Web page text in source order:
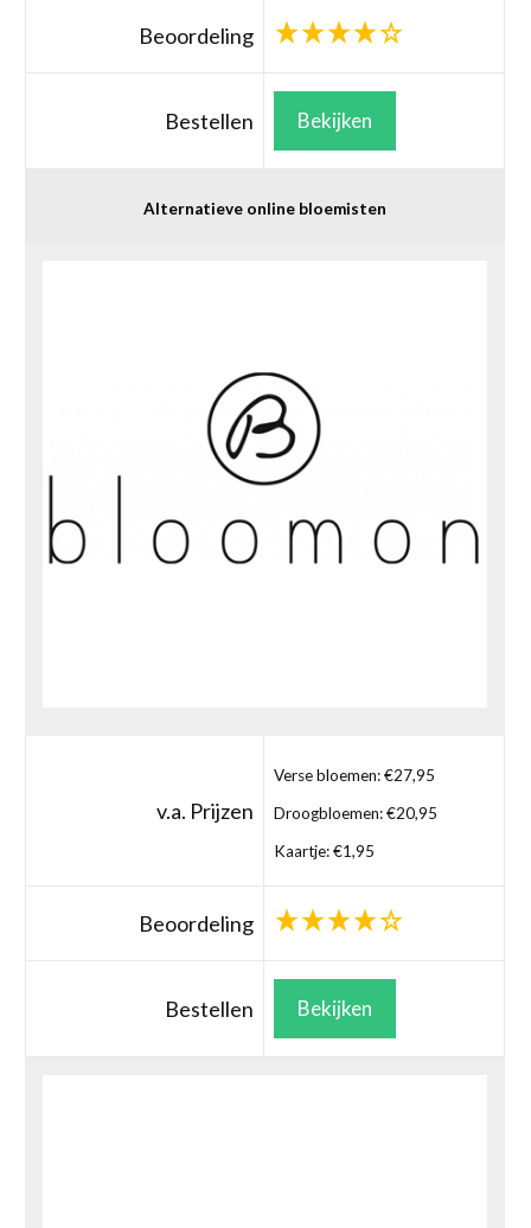
Beoordeling
Bestellen Bekijken
Alternatieve online bloemisten
v.a. Prijzen
Verse bloemen: €27,95
Droogbloemen: €20,95
Kaartje: €1,95
Beoordeling
Bestellen Bekijken